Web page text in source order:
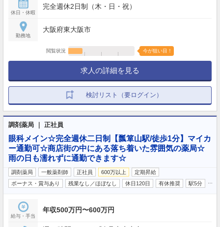
休日・休暇
完全週休2日制（木・日・祝）
勤務地
大阪府東大阪市
閲覧状況 今が狙い目！
求人の詳細を見る
検討リスト（要ログイン）
調剤薬局 ｜ 正社員
眼科メイン☆完全週休二日制【瓢箪山駅/徒歩1分】マイカ
ー通勤可☆商店街の中にある落ち着いた雰囲気の薬局☆
雨の日も濡れずに通勤できます☆
調剤薬局 一般薬剤師 正社員 600万以上
定期昇給
ボーナス・賞与あり
残業なし／ほぼなし 休日120日 有休推奨 駅5分
給与・手当
年収500万円〜600万円